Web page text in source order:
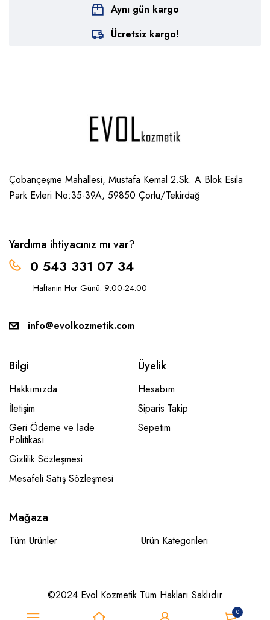
0
Aynı gün kargo
Ücretsiz kargo!
Çobançeşme Mahallesi, Mustafa Kemal 2.Sk. A Blok Esila
Park Evleri No:35-39A, 59850 Çorlu/Tekirdağ
Yardıma ihtiyacınız mı var?
0 543 331 07 34
Haftanın Her Günü: 9:00-24:00
info@evolkozmetik.com
Bilgi
Hakkımızda
İletişim
Geri Ödeme ve İade
Politikası
Gizlilik Sözleşmesi
Mesafeli Satış Sözleşmesi
Üyelik
Hesabım
Siparis Takip
Sepetim
Mağaza
Tüm Ürünler Ürün Kategorileri
©2024 Evol Kozmetik Tüm Hakları Saklıdır